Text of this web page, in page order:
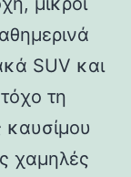
SUV και
τη
καυσίμου
χαμηλές